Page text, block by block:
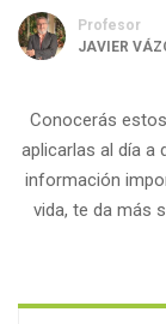
Profesor
JAVIER
Conocerás
aplicarlas al día a
información
vida, te da más